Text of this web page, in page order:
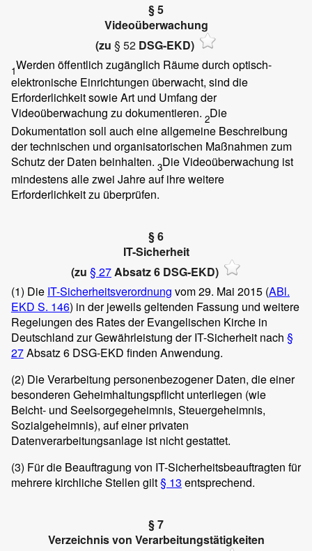
§ 5
Videoüberwachung
(zu § 52 DSG-EKD)
1Werden öffentlich zugänglich Räume durch optisch-
elektronische Einrichtungen überwacht, sind die
Erforderlichkeit sowie Art und Umfang der
Videoüberwachung zu dokumentieren. 2Die
Dokumentation soll auch eine allgemeine Beschreibung
der technischen und organisatorischen Maßnahmen zum
Schutz der Daten beinhalten. 3Die Videoüberwachung ist
mindestens alle zwei Jahre auf ihre weitere
Erforderlichkeit zu überprüfen.
§ 6
IT-Sicherheit
(zu § 27Absatz 6 DSG-EKD)
(1) Die IT-Sicherheitsverordnung vom 29. Mai 2015 (ABl.
EKD S. 146) in der jeweils geltenden Fassung und weitere
Regelungen des Rates der Evangelischen Kirche in
Deutschland zur Gewährleistung der IT-Sicherheit nach §
27Absatz 6 DSG-EKD finden Anwendung.
(2) Die Verarbeitung personenbezogener Daten, die einer
besonderen Geheimhaltungspflicht unterliegen (wie
Beicht- und Seelsorgegeheimnis, Steuergeheimnis,
Sozialgeheimnis), auf einer privaten
Datenverarbeitungsanlage ist nicht gestattet.
(3) Für die Beauftragung von IT-Sicherheitsbeauftragten für
mehrere kirchliche Stellen gilt§ 13 entsprechend.
§ 7
Verzeichnis von Verarbeitungstätigkeiten